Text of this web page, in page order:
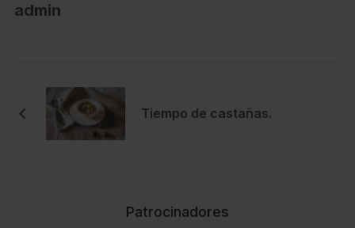
admin
Tiempo de castañas.
Patrocinadores